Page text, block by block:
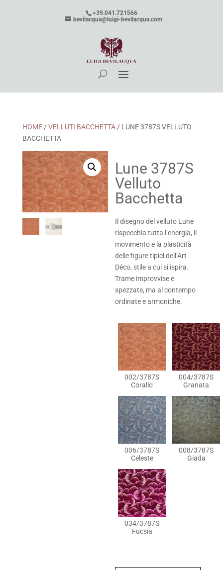
+39.041.721566
bevilacqua@luigi-bevilacqua.com
HOME/VELLUTI BACCHETTA/ LUNE 3787S VELLUTO
BACCHETTA
Lune 3787S
Velluto
Bacchetta
Il disegno del velluto Lune
rispecchia tutta l’energia, il
movimento e la plasticità
delle figure tipici dell’Art
Déco, stile a cui si ispira.
Trame improvvise e
spezzate, ma al contempo
ordinate e armoniche.
002/3787S
Corallo
004/3787S
Granata
006/3787S
Celeste
008/3787S
Giada
034/3787S
Fucsia